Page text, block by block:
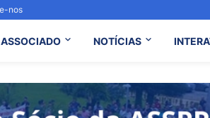
nos
ASSOCIADO NOTÍCIAS